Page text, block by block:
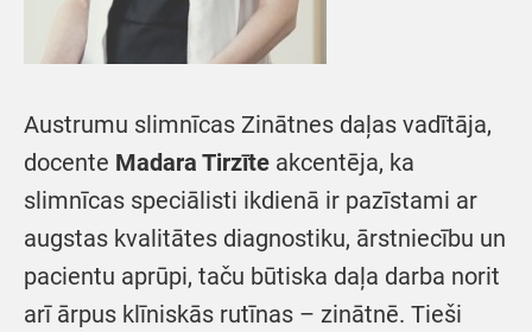
Austrumu slimnīcas Zinātnes daļas vadītāja,
docente Madara Tirzīte akcentēja, ka
slimnīcas speciālisti ikdienā ir pazīstami ar
augstas kvalitātes diagnostiku, ārstniecību un
pacientu aprūpi, taču būtiska daļa darba norit
arī ārpus klīniskās rutīnas – zinātnē. Tieši